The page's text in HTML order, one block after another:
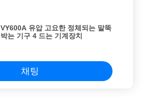
VY600A 유압 고요한 정체되는 말뚝
박는 기구 4 드는 기계장치
채팅